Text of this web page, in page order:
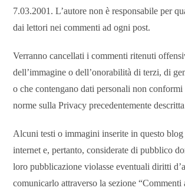
7.03.2001. L’autore non è responsabile per
dai lettori nei commenti ad ogni post.
Verranno cancellati i commenti ritenuti
dell’immagine o dell’onorabilità di terzi, di
o che contengano dati personali non
norme sulla Privacy precedentemente
Alcuni testi o immagini inserite in questo blog
internet e, pertanto, considerate di pubblico
loro pubblicazione violasse eventuali diritti
comunicarlo attraverso la sezione “Commenti